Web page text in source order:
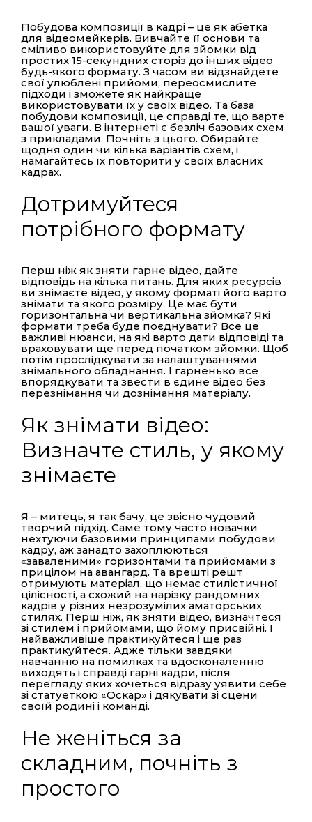
Побудова композиції в кадрі – це як абетка
для відеомейкерів. Вивчайте її основи та
сміливо використовуйте для зйомки від
простих 15-секундних сторіз до інших відео
будь-якого формату. З часом ви відзнайдете
свої улюблені прийоми, переосмислите
підходи і зможете як найкраще
використовувати їх у своїх відео. Та база
побудови композиції, це справді те, що варте
вашої уваги. В інтернеті є безліч базових схем
з прикладами. Почніть з цього. Обирайте
щодня один чи кілька варіантів схем, і
намагайтесь їх повторити у своїх власних
кадрах.
Дотримуйтеся
потрібного формату
Перш ніж як зняти гарне відео, дайте
відповідь на кілька питань. Для яких ресурсів
ви знімаєте відео, у якому форматі його варто
знімати та якого розміру. Це має бути
горизонтальна чи вертикальна зйомка? Які
формати треба буде поєднувати? Все це
важливі нюанси, на які варто дати відповіді та
враховувати ще перед початком зйомки. Щоб
потім прослідкувати за налаштуваннями
знімального обладнання. І гарненько все
впорядкувати та звести в єдине відео без
перезнімання чи дознімання матеріалу.
Як знімати відео:
Визначте стиль, у якому
знімаєте
Я – митець, я так бачу, це звісно чудовий
творчий підхід. Саме тому часто новачки
нехтуючи базовими принципами побудови
кадру, аж занадто захоплюються
«заваленими» горизонтами та прийомами з
прицілом на авангард. Та врешті решт
отримують матеріал, що немає стилістичної
цілісності, а схожий на нарізку рандомних
кадрів у різних незрозумілих аматорських
стилях. Перш ніж, як зняти відео, визначтеся
зі стилем і прийомами, що йому присвійні. І
найважливіше практикуйтеся і ще раз
практикуйтеся. Адже тільки завдяки
навчанню на помилках та вдосконаленню
виходять і справді гарні кадри, після
перегляду яких хочеться відразу уявити себе
зі статуеткою «Оскар» і дякувати зі сцени
своїй родині і команді.
Не женіться за
складним, почніть з
простого